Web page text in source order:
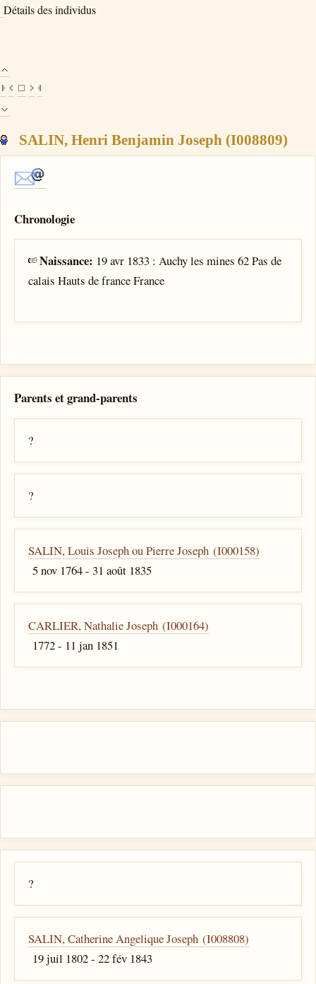
Détails des individus
SALIN, Henri Benjamin Joseph (I008809)
Chronologie
Naissance: 19 avr 1833 : Auchy les mines 62 Pas de
calais Hauts de france France
Parents et grand-parents
?
?
SALIN, Louis Joseph ou Pierre Joseph (I000158)
5 nov 1764 - 31 août 1835
CARLIER, Nathalie Joseph (I000164)
1772 - 11 jan 1851
?
SALIN, Catherine Angelique Joseph (I008808)
19 juil 1802 - 22 fév 1843